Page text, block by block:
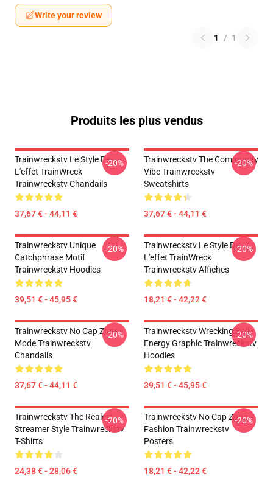
Write your review
1 / 1
Produits les plus vendus
Trainwreckstv Le Style De
L'effet TrainWreck
Trainwreckstv Chandails
37,67 € - 44,11 €
-20%
Trainwreckstv The Community
Vibe Trainwreckstv
Sweatshirts
37,67 € - 44,11 €
-20%
Trainwreckstv Unique
Catchphrase Motif
Trainwreckstv Hoodies
39,51 € - 45,95 €
-20%
Trainwreckstv Le Style De
L'effet TrainWreck
Trainwreckstv Affiches
18,21 € - 42,22 €
-20%
Trainwreckstv No Cap Zone
Mode Trainwreckstv
Chandails
37,67 € - 44,11 €
-20%
Trainwreckstv Wrecking Ball
Energy Graphic Trainwreckstv
Hoodies
39,51 € - 45,95 €
-20%
Trainwreckstv The Realest
Streamer Style Trainwreckstv
T-Shirts
24,38 € - 28,06 €
-20%
Trainwreckstv No Cap Zone
Fashion Trainwreckstv
Posters
18,21 € - 42,22 €
-20%